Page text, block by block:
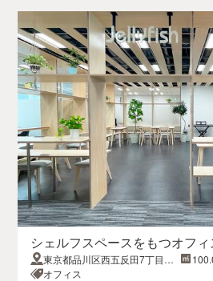
シェルフスペースをもつオフィ
東京都品川区西五反田7丁目9-5
SGテラス6F
オフィス